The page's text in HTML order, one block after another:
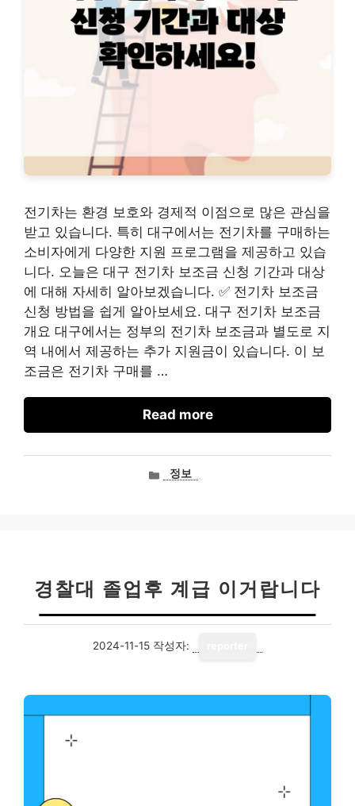
전기차는 환경 보호와 경제적 이점으로 많은 관심을
받고 있습니다. 특히 대구에서는 전기차를 구매하는
소비자에게 다양한 지원 프로그램을 제공하고 있습
니다. 오늘은 대구 전기차 보조금 신청 기간과 대상
에 대해 자세히 알아보겠습니다. ✅ 전기차 보조금
신청 방법을 쉽게 알아보세요. 대구 전기차 보조금
개요 대구에서는 정부의 전기차 보조금과 별도로 지
역 내에서 제공하는 추가 지원금이 있습니다. 이 보
조금은 전기차 구매를 …
Read more
카정보
경찰대 졸업후 계급 이거랍니다
2024-11-15 작성자: